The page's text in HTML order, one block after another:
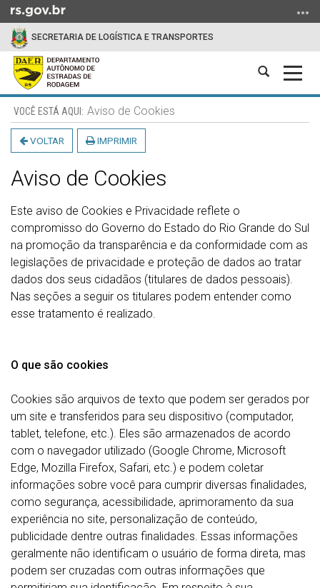
para
conteúdo
para
menu
SECRETARIA DE LOGÍSTICA E TRANSPORTES
Abrir
Início
do
conteúdo
Aviso de Cookies
VOLTAR IMPRIMIR
Aviso de Cookies
Este aviso de Cookies e Privacidade reflete o
compromisso do Governo do Estado do Rio Grande do Sul
na promoção da transparência e da conformidade com as
legislações de privacidade e proteção de dados ao tratar
dados dos seus cidadãos (titulares de dados pessoais).
Nas seções a seguir os titulares podem entender como
esse tratamento é realizado.
O que são cookies
Cookies são arquivos de texto que podem ser gerados por
um site e transferidos para seu dispositivo (computador,
tablet, telefone, etc.). Eles são armazenados de acordo
com o navegador utilizado (Google Chrome, Microsoft
Edge, Mozilla Firefox, Safari, etc.) e podem coletar
informações sobre você para cumprir diversas finalidades,
como segurança, acessibilidade, aprimoramento da sua
experiência no site, personalização de conteúdo,
publicidade dentre outras finalidades. Essas informações
geralmente não identificam o usuário de forma direta, mas
podem ser cruzadas com outras informações que